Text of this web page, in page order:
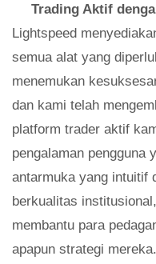
Trading Aktif
Lightspeed
semua alat yang
menemukan
dan kami telah
platform trader aktif
pengalaman pengguna
antarmuka yang intuitif
berkualitas
membantu para
apapun strategi